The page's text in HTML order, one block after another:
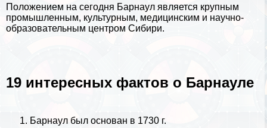
Положением на сегодня Барнаул является крупным
промышленным, культурным, медицинским и научно-
образовательным центром Сибири.
19 интересных фактов о Барнауле
Барнаул был основан в 1730 г.